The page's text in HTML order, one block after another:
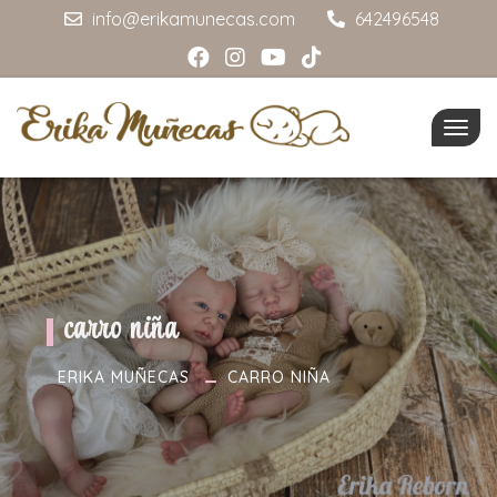
info@erikamunecas.com 642496548
carro niña
ERIKA MUÑECAS CARRO NIÑA